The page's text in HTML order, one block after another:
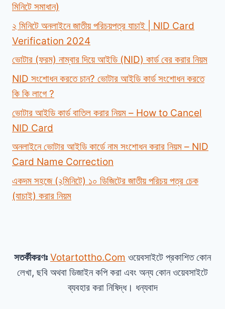
মিনিটে সমাধান)
২ মিনিটে অনলাইনে জাতীয় পরিচয়পত্র যাচাই | NID Card
Verification 2024
ভোটার (ফরম) নাম্বার দিয়ে আইডি (NID) কার্ড বের করার নিয়ম
NID সংশোধন করতে চান? ভোটার আইডি কার্ড সংশোধন করতে
কি কি লাগে ?
ভোটার আইডি কার্ড বাতিল করার নিয়ম – How to Cancel
NID Card
অনলাইনে ভোটার আইডি কার্ডে নাম সংশোধন করার নিয়ম – NID
Card Name Correction
একদম সহজে (২মিনিটে) ১০ ডিজিটের জাতীয় পরিচয় পত্র চেক
(যাচাই) করার নিয়ম
সতর্কীকরণঃ Votartottho.Com ওয়েবসাইটে প্রকাশিত কোন
লেখা, ছবি অথবা ডিজাইন কপি করা এবং অন্য কোন ওয়েবসাইটে
ব্যবহার করা নিষিদ্ধ। ধন্যবাদ